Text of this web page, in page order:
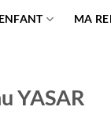
MA
YASAR